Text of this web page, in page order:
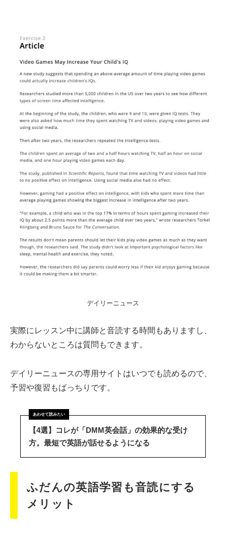
デイリーニュース
実際にレッスン中に講師と音読する時間もありますし、
わからないところは質問もできます。
デイリーニュースの専用サイトはいつでも読めるので、
予習や復習もばっちりです。
【4選】コレが「DMM英会話」の効果的な受け
方。最短で英語が話せるようになる
ふだんの英語学習も音読にする
メリット